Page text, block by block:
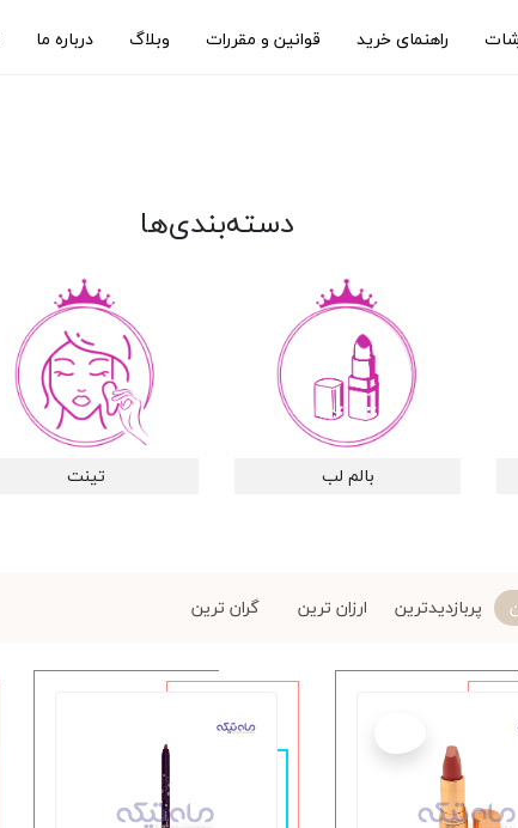
راهنمای خرید قوانین و مقررات وبلاگ درباره ما
دسته‌بندی‌ها
بالم لب تینت
پربازدیدترین ارزان ترین گران ترین